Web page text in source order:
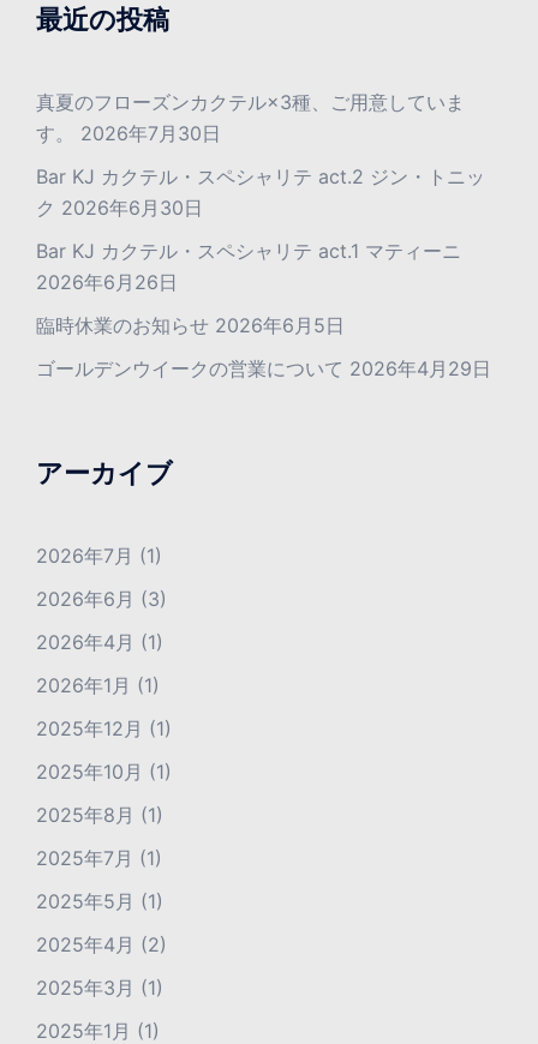
最近の投稿
真夏のフローズンカクテル×3種、ご用意していま
す。
2026年7月30日
Bar KJ カクテル・スペシャリテ act.2 ジン・トニッ
ク 2026年6月30日
Bar KJ カクテル・スペシャリテ act.1 マティーニ
2026年6月26日
臨時休業のお知らせ 2026年6月5日
ゴールデンウイークの営業について 2026年4月29日
アーカイブ
2026年7月 (1)
2026年6月 (3)
2026年4月 (1)
2026年1月 (1)
2025年12月 (1)
2025年10月 (1)
2025年8月 (1)
2025年7月 (1)
2025年5月 (1)
2025年4月 (2)
2025年3月 (1)
2025年1月 (1)